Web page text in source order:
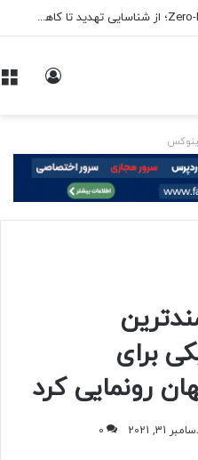
روش‌های جلوگیری از حملات Zero-Day؛ از شناسایی تهدید تا کاهش ریسک
برای
رونمایی کرد
2021
0